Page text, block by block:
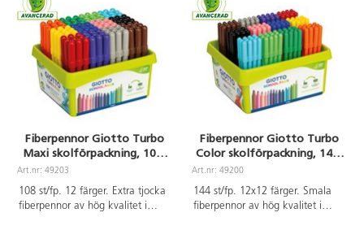
klassrummet. Den har även en
magnetisk baksida. 1 st AA-
batteri krävs, ingår ej. På/av-
knapp för alarm på baksidan.
Mått: 30x30 cm. Material: ABS
och PC.
pennkropp av plast, i samma
nyanser som bläcket. Pennan
kan ligga utan huv i upp till två
veckor utan att torka ut.
Linjebredd 1,2 mm. Längd
135 mm. ø 11 mm. CE-märkta.
PVC-fri. Från 3 år.
Fiberpennor Giotto Turbo
Maxi skolförpackning, 108-
Art.nr: 49203
108 st/fp. 12 färger. Extra tjocka
fiberpennor av hög kvalitet i
Fiberpennor Giotto Turbo
Color skolförpackning, 144-
Art.nr: 49200
144 st/fp. 12x12 färger. Smala
fiberpennor av hög kvalitet i